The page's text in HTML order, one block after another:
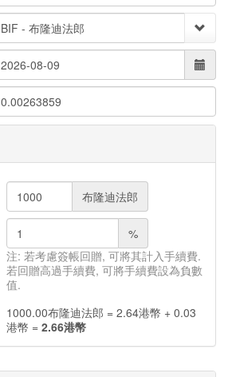
0.00263859
布隆迪法郎
%
注: 若考慮簽帳回贈, 可將其計入手續費.
若回贈高過手續費, 可將手續費設為負數
值.
1000.00布隆迪法郎 = 2.64港幣 + 0.03
港幣 = 2.66港幣